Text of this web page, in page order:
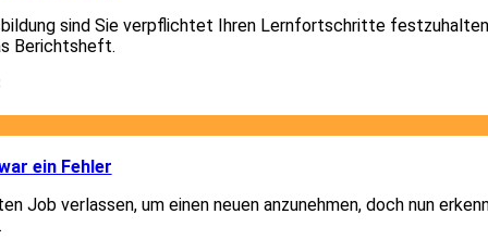
sind Sie verpflichtet Ihren Lernfortschritte
Berichtsheft.
ein Fehler
Job verlassen, um einen neuen anzunehmen, doch nun